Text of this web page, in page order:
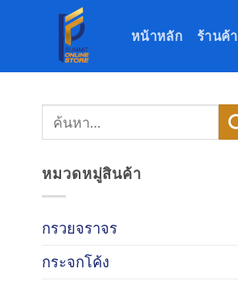
หน้าหลัก ร้านค้า
ค้นหา:
หมวดหมู่สินค้า
กรวยจราจร
กระจกโค้ง